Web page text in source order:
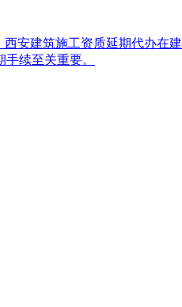
安建筑施工资质延期代办在
续至关重要。